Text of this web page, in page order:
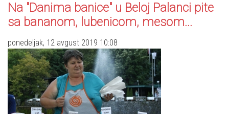
Na "Danima banice" u Beloj Palanci pite
sa bananom, lubenicom, mesom...
ponedeljak, 12 avgust 2019 10:08